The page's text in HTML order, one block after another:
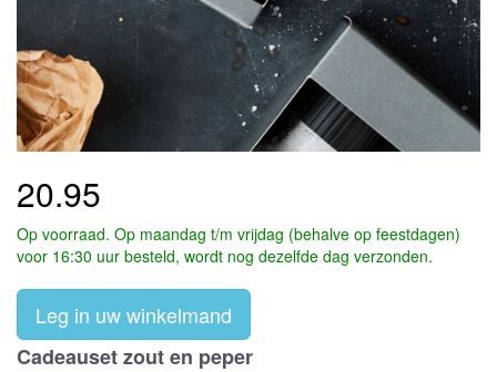
20.95
Op voorraad. Op maandag t/m vrijdag (behalve op feestdagen)
voor 16:30 uur besteld, wordt nog dezelfde dag verzonden.
Leg in uw winkelmand
Cadeauset zout en peper